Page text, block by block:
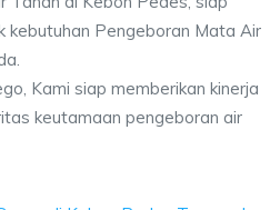
kebutuhan Pengeboran Mata Air
Kami siap memberikan kinerja
keutamaan pengeboran air